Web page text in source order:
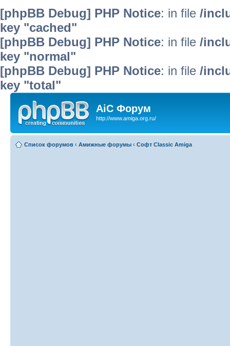
[phpBB Debug] PHP Notice: in file /
key "cached"
[phpBB Debug] PHP Notice: in file /
key "normal"
[phpBB Debug] PHP Notice: in file /
key "total"
AiC Форум
http://www.amiga.org.ru/
Список форумов ‹ Амижные форумы ‹ Софт Classic Amiga